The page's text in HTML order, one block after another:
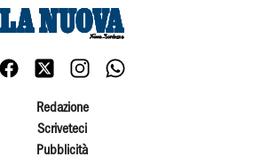
Redazione
Scriveteci
Pubblicità